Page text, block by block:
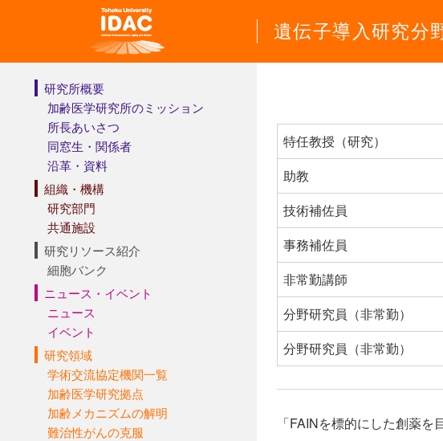
遺伝子導入研究分
特任教授（研究）
助教
技術補佐員
事務補佐員
非常勤講師
分野研究員（非常勤）
分野研究員（非常勤）
「FAINを標的にした創薬を
研究所概要
加齢医学研究所のミッション
所長あいさつ
同窓生・関係者
沿革・資料
組織・機構
研究部門
共通施設
研究リソース紹介
細胞バンク
ニュース・イベント
ニュース
イベント
研究領域
学術交流協定機関一覧
加齢医学研究拠点
加齢メカニズムの解明
難治性がんの克服